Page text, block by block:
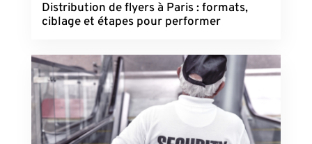
Distribution de flyers à Paris : formats,
ciblage et étapes pour performer